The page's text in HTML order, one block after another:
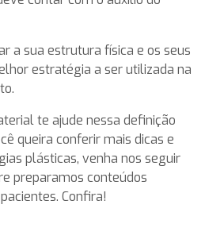
a sua estrutura física e os seus
estratégia a ser utilizada na
te ajude nessa definição
queira conferir mais dicas e
plásticas, venha nos seguir
preparamos conteúdos
Confira!